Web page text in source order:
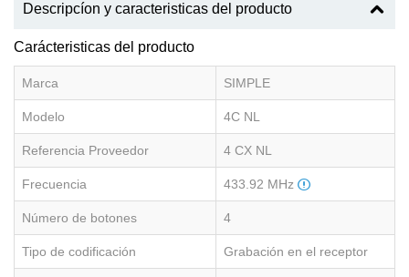
Descripcíon y caracteristicas del producto
Carácteristicas del producto
Marca SIMPLE
Modelo 4C NL
Referencia Proveedor 4 CX NL
Frecuencia 433.92 MHz
Número de botones 4
Tipo de codificación Grabación en el receptor